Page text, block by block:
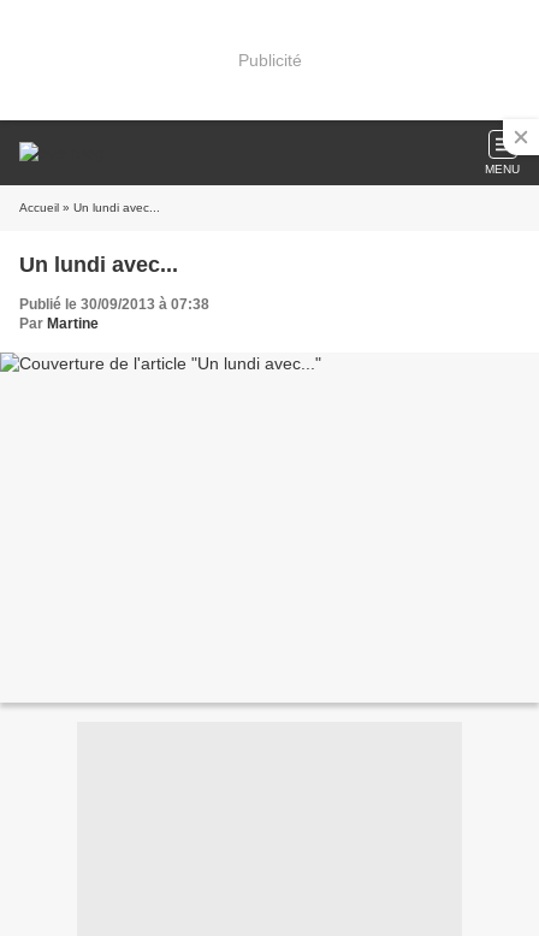
Publicité
MENU
Accueil » Un lundi avec...
Un lundi avec...
Publié le 30/09/2013 à 07:38
Par Martine